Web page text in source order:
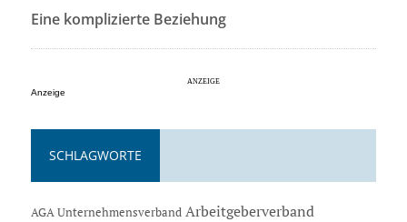
Eine komplizierte Beziehung
Anzeige
SCHLAGWORTE
AGA Unternehmensverband Arbeitgeberverband